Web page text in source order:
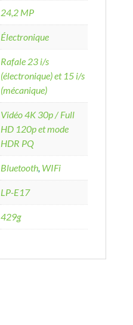
24,2 MP
Électronique
Rafale 23 i/s
(électronique) et 15 i/s
(mécanique)
Vidéo 4K 30p / Full
HD 120p et mode
HDR PQ
Bluetooth, WIFi
LP-E17
429g